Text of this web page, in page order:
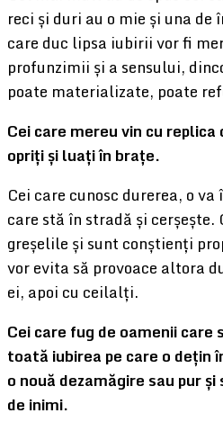
reci și duri au o mie și una
care duc lipsa iubirii vor fi
profunzimii și a sensului,
poate materializate, poate
Cei care mereu vin cu
opriți și luați în brațe.
Cei care cunosc durerea, o
care stă în stradă și cerșește.
greșelile și sunt conștienți
vor evita să provoace altora
ei, apoi cu ceilalți.
Cei care fug de oamenii
toată iubirea pe care o dețin
o nouă dezamăgire sau pur
de inimi.